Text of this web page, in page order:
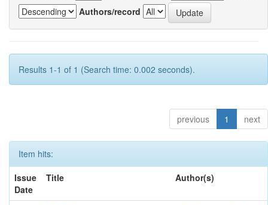
Authors/record
Results 1-1 of 1 (Search time: 0.002 seconds).
previous 1 next
Item hits:
Issue
Date
Title Author(s)